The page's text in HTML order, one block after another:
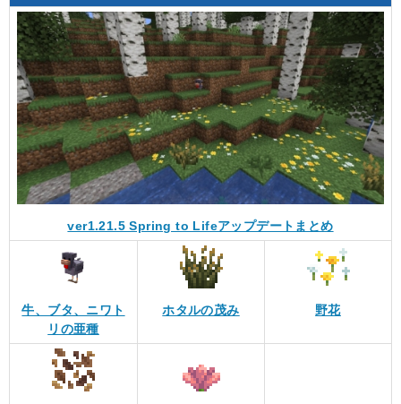
ver1.21.5 Spring to Lifeアップデートまとめ
牛、ブタ、ニワト
リの亜種
ホタルの茂み 野花